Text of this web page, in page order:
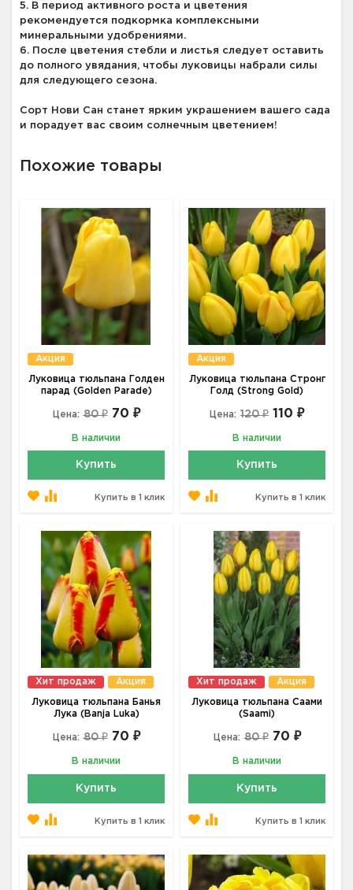
5. В период активного роста и цветения
рекомендуется подкормка комплексными
минеральными удобрениями.
6. После цветения стебли и листья следует оставить
до полного увядания, чтобы луковицы набрали силы
для следующего сезона.
Сорт Нови Сан станет ярким украшением вашего сада
и порадует вас своим солнечным цветением!
Похожие товары
Акция
Луковица тюльпана Голден
парад (Golden Parade)
Цена: 80 ₽ 70 ₽
В наличии
Купить
Купить в 1 клик
Акция
Луковица тюльпана Стронг
Голд (Strong Gold)
Цена: 120 ₽ 110 ₽
В наличии
Купить
Купить в 1 клик
Хит продаж Акция
Луковица тюльпана Банья
Лука (Banja Luka)
Цена: 80 ₽ 70 ₽
В наличии
Купить
Купить в 1 клик
Хит продаж Акция
Луковица тюльпана Саами
(Saami)
Цена: 80 ₽ 70 ₽
В наличии
Купить
Купить в 1 клик